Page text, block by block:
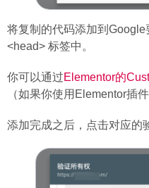
将复制的代码添加到
<head> 标签中。
你可以通过Elementor的
（如果你使用Elementor插
添加完成之后，点击对应的